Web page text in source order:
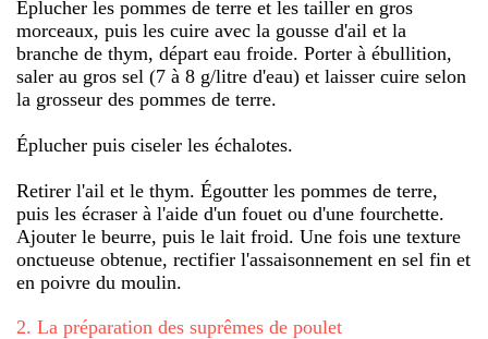
Éplucher les pommes de terre et les tailler en gros
morceaux, puis les cuire avec la gousse d'ail et la
branche de thym, départ eau froide. Porter à ébullition,
saler au gros sel (7 à 8 g/litre d'eau) et laisser cuire selon
la grosseur des pommes de terre.
Éplucher puis ciseler les échalotes.
Retirer l'ail et le thym. Égoutter les pommes de terre,
puis les écraser à l'aide d'un fouet ou d'une fourchette.
Ajouter le beurre, puis le lait froid. Une fois une texture
onctueuse obtenue, rectifier l'assaisonnement en sel fin et
en poivre du moulin.
2. La préparation des suprêmes de poulet